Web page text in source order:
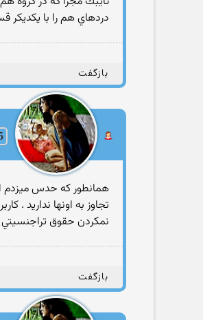
دردهاي هم را با يكديكر
بازگفت
همانطور كه حدس ميزدم
تجاوز به اونها نداريد .
نمكردن حقوق تراجنسيتي
بازگفت